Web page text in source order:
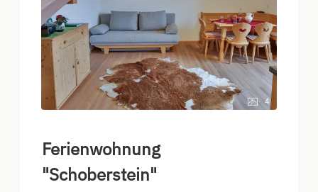
4
Ferienwohnung
"Schoberstein"